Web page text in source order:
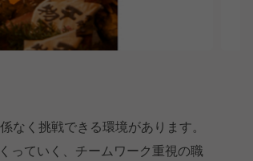
く挑戦できる環境があります。
っていく、チームワーク重視の職